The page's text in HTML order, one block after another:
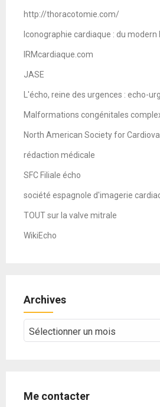
http://thoracotomie.com/
Iconographie cardiaque : du modern
IRMcardiaque.com
JASE
L'écho, reine des urgences : echo-
Malformations congénitales
North American Society for
rédaction médicale
SFC Filiale écho
société espagnole d'imagerie
TOUT sur la valve mitrale
WikiEcho
Archives
Me contacter